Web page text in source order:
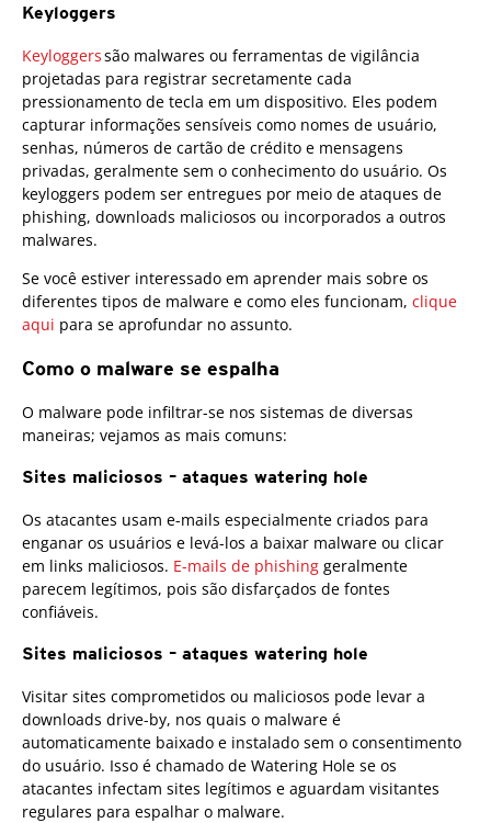
Keyloggers
Keyloggerssão malwares ou ferramentas de vigilância
projetadas para registrar secretamente cada
pressionamento de tecla em um dispositivo. Eles podem
capturar informações sensíveis como nomes de usuário,
senhas, números de cartão de crédito e mensagens
privadas, geralmente sem o conhecimento do usuário. Os
keyloggers podem ser entregues por meio de ataques de
phishing, downloads maliciosos ou incorporados a outros
malwares.
Se você estiver interessado em aprender mais sobre os
diferentes tipos de malware e como eles funcionam, clique
aqui para se aprofundar no assunto.
Como o malware se espalha
O malware pode infiltrar-se nos sistemas de diversas
maneiras; vejamos as mais comuns:
Sites maliciosos – ataques watering hole
Os atacantes usam e-mails especialmente criados para
enganar os usuários e levá-los a baixar malware ou clicar
em links maliciosos. E-mails de phishing geralmente
parecem legítimos, pois são disfarçados de fontes
confiáveis.
Sites maliciosos – ataques watering hole
Visitar sites comprometidos ou maliciosos pode levar a
downloads drive-by, nos quais o malware é
automaticamente baixado e instalado sem o consentimento
do usuário. Isso é chamado de Watering Hole se os
atacantes infectam sites legítimos e aguardam visitantes
regulares para espalhar o malware.